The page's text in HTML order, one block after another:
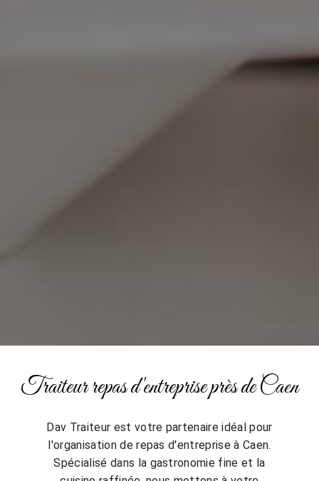
Traiteur repas d'entreprise près de Caen
Dav Traiteur est votre partenaire idéal pour
l'organisation de repas d'entreprise à Caen.
Spécialisé dans la gastronomie fine et la